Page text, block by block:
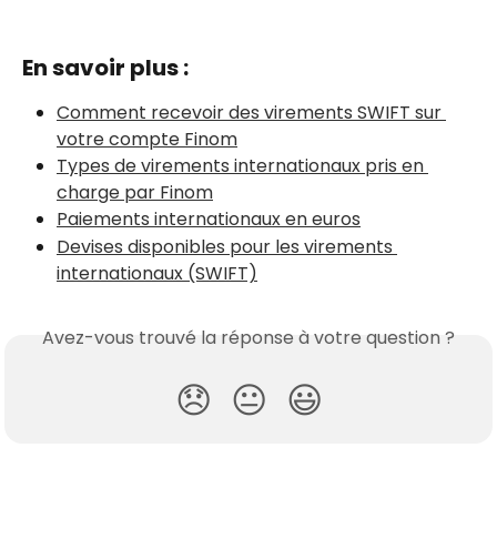
En savoir plus :
Comment recevoir des virements SWIFT sur
votre compte Finom
Types de virements internationaux pris en
charge par Finom
Paiements internationaux en euros
Devises disponibles pour les virements
internationaux (SWIFT)
Avez-vous trouvé la réponse à votre question ?
😞 😐 😃